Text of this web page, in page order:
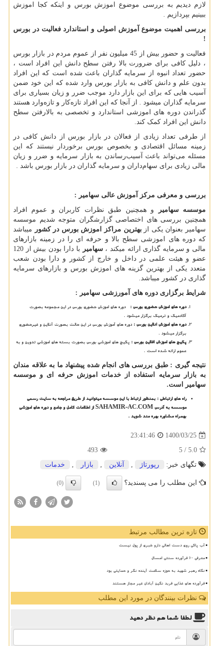
لازم دیدیم به بررسی موضوع اموزش بورس و اینکه کجا اموزش
ببینیم بپردازیم .
بررسی اهمیت موضوع آموزش اصولی و استاندارد فعالیت در بورس
!
فعالیت و حضور بیش از 45 میلیون نفر از عموم مردم در بازار بورس
، دلیل کافی برای ضرورت بالا رفتن سطح دانش این افراد است ،
حضور تعداد انبوه از سرمایه گذاران باعث شده است که این افراد
بدون علم و دانش کافی به بازار بورس وارد شده که این خود ضمن
آسیب هایی که برای این بازار دارد موجب ضرر و زیان بسیاری برای
سرمایه گذاران میشود . از آنجا که این افراد تازه‌کار و تازه‌وارد هستند
گذراندن دوره های اموزشی استاندارد و تخصصی به بالارفتن سطح
دانش این افراد کمک کند.
از طرفی تعداد زیادی از فعالان در بازار بورس از دانش کافی در
زمینه مسائل اقتصادی و بخصوص بورس برخوردار نیستند که این
مسئله می‌تواند باعث آسیب‌رساندن به بازار سرمایه و ضرر و زیان
مالی زیادی برای سهام‌داران و سرمایه گذاران در بازار بورس باشد .
بررسی و معرفی مرکز آموزش عالی سهامیر :
موسسه سهامیر
و همچنین طبق نظرات کاربران و عموم افراد
همچنین بررسی های اختصاصی گزارشگران متوجه شدیم موسسه
سهامیر بعنوان یکی ازبهترین مراکز اموزش بورس در کشور
میباشد
که دوره های اموزشی سطح بالا و حرفه ای را در زمینه بازارهای
مالی و سرمایه گذاری ارائه میکند ،سهامیر
با دارا بودن بیش از 120
عضو و هیئت علمی در داخل و خارج از کشور و دارا بودن شعب
متعدد یکی از بهترین گزینه های اموزش بورس و بازارهای سرمایه
گذاری در کشور میباشد.
شرایط برگزاری دوره های آمورزشی سهامیر :
دوره های اموزش حضوری بورس : دوره های اموزش حضوری بورس در این مجموعه بصورت
آکادمیک و ترمیک برگزار میشود .
دوره های اموزش انلاین بورس :دوره های آموزش بورس در این حالت بصورت آنلاین و غیرحضوری
برگزار میشود .
پکیج های اموزش افلاین بورس : پکیج های اموزشی بورس بصورت بسته های اموزشی تدوین و به
عموم ارائه شده است .
نتیجه گیری : طبق بررسی های انجام شده پیشنهاد ما به علاقه مندان
به بازار سرمایه استفاده از خدمات اموزش حرفه ای و موسسه
سهامیر است.
راه های ارتباطی : بمنظور ارتباط با این موسسه میتوانید از طریق مراجعه به سایت رسمی
موسسه به آدرس SAHAMIR-AC.COMاز اطلاعات کامل و جامع و دوره های اموزشی
بهمراه مشاوره بهره مند شوید .
1400/03/25
23:41:46
5.0
/ 5
493
تگهای خبر:
رپورتاژ , آنلاین , بازار , خدمات
این مطلب را می پسندید؟ (1)
(0)
تازه ترین مطالب مرتبط
آب پاکی روی دست اهالی دارو خبری از پول نیست
معرفی ۱۰۰ فرآورده سنتی امسال
نگاه رهبر شهید به حوزه سلامت آینده نگر و حمایتی بود
فرآورده های غذایی فربد نگین آبادان غیر مجاز هستند
نظرات بینندگان در مورد این مطلب
لطفا شما همنظر دهید